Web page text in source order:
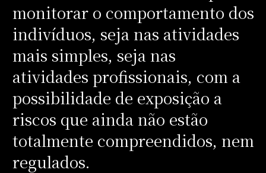
monitorar o comportamento dos
indivíduos, seja nas atividades
mais simples, seja nas
atividades profissionais, com a
possibilidade de exposição a
riscos que ainda não estão
totalmente compreendidos, nem
regulados.